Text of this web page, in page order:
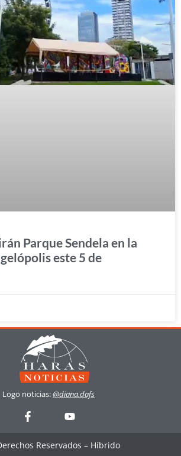
Parque Sendela en la
este 5 de
Logo noticias:@diana.dafs
Reservados – Híbrido